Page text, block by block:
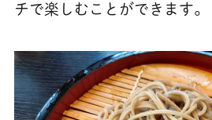
チで楽しむことができます。